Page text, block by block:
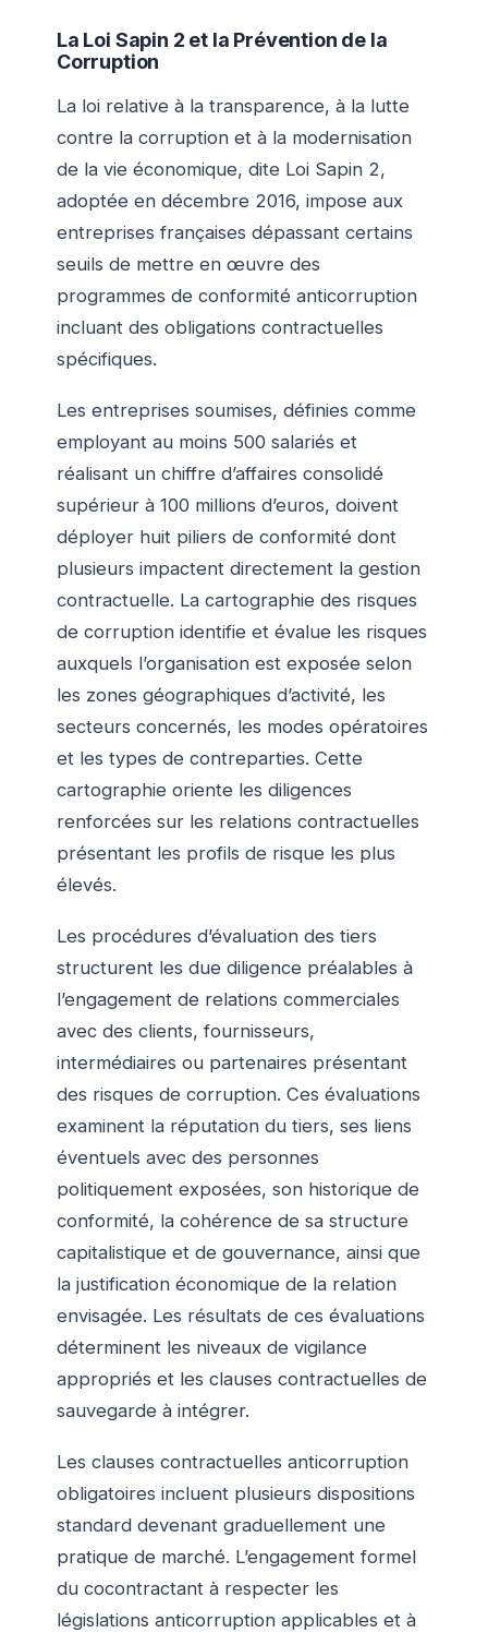
La Loi Sapin 2 et la Prévention de la
Corruption
La loi relative à la transparence, à la lutte
contre la corruption et à la modernisation
de la vie économique, dite Loi Sapin 2,
adoptée en décembre 2016, impose aux
entreprises françaises dépassant certains
seuils de mettre en œuvre des
programmes de conformité anticorruption
incluant des obligations contractuelles
spécifiques.
Les entreprises soumises, définies comme
employant au moins 500 salariés et
réalisant un chiffre d’affaires consolidé
supérieur à 100 millions d’euros, doivent
déployer huit piliers de conformité dont
plusieurs impactent directement la gestion
contractuelle. La cartographie des risques
de corruption identifie et évalue les risques
auxquels l’organisation est exposée selon
les zones géographiques d’activité, les
secteurs concernés, les modes opératoires
et les types de contreparties. Cette
cartographie oriente les diligences
renforcées sur les relations contractuelles
présentant les profils de risque les plus
élevés.
Les procédures d’évaluation des tiers
structurent les due diligence préalables à
l’engagement de relations commerciales
avec des clients, fournisseurs,
intermédiaires ou partenaires présentant
des risques de corruption. Ces évaluations
examinent la réputation du tiers, ses liens
éventuels avec des personnes
politiquement exposées, son historique de
conformité, la cohérence de sa structure
capitalistique et de gouvernance, ainsi que
la justification économique de la relation
envisagée. Les résultats de ces évaluations
déterminent les niveaux de vigilance
appropriés et les clauses contractuelles de
sauvegarde à intégrer.
Les clauses contractuelles anticorruption
obligatoires incluent plusieurs dispositions
standard devenant graduellement une
pratique de marché. L’engagement formel
du cocontractant à respecter les
législations anticorruption applicables et à